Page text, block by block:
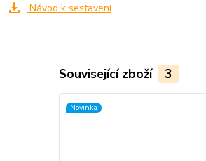
Návod k sestavení
Související zboží 3
Novinka